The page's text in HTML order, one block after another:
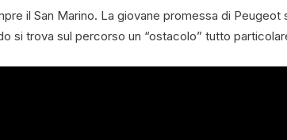
il San Marino. La giovane promessa di Peugeot
si trova sul percorso un “ostacolo” tutto